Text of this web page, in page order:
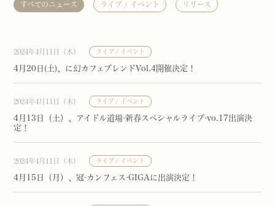
すべてのニュース ライブ / イベント リリース
2024年4月11日（木） ライブ / イベント
4月20日(土)、に幻カフェブレンドVol.4開催決定！
2024年4月11日（木） ライブ / イベント
4月13日（土）、アイドル道場-新春スペシャルライブ-vo.17出演決
定！
2024年4月11日（木） ライブ / イベント
4月15日（月）、冠-カンフェス-GIGAに出演決定！